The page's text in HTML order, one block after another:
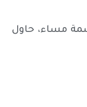
مساء، حاول